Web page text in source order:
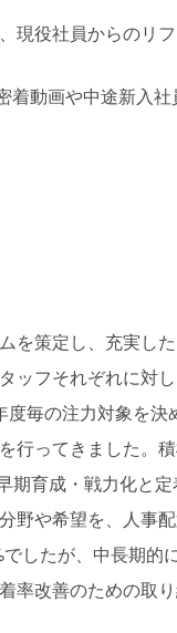
役社員からのリ
動画や中途新入
を策定し、充実し
フそれぞれに対
毎の注力対象を
行ってきました。
育成・戦力化と
野や希望を、人事
したが、中長期的
改善のための取り